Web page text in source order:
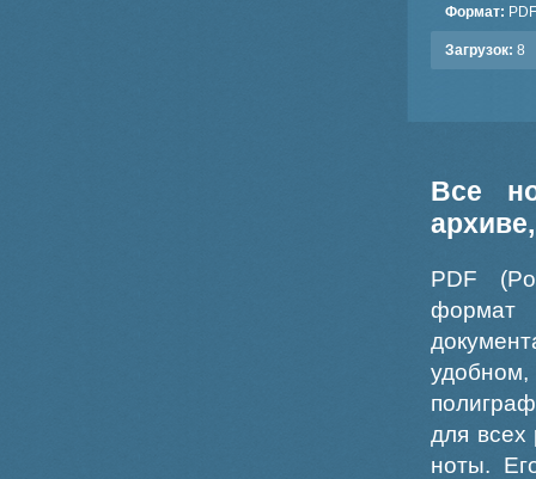
Формат: PDF
Загрузок: 8
Все
PDF
формат
для всех
ноты.